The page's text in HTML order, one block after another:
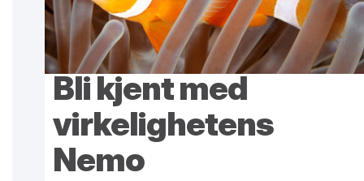
Bli kjent med
virkelighetens
Nemo